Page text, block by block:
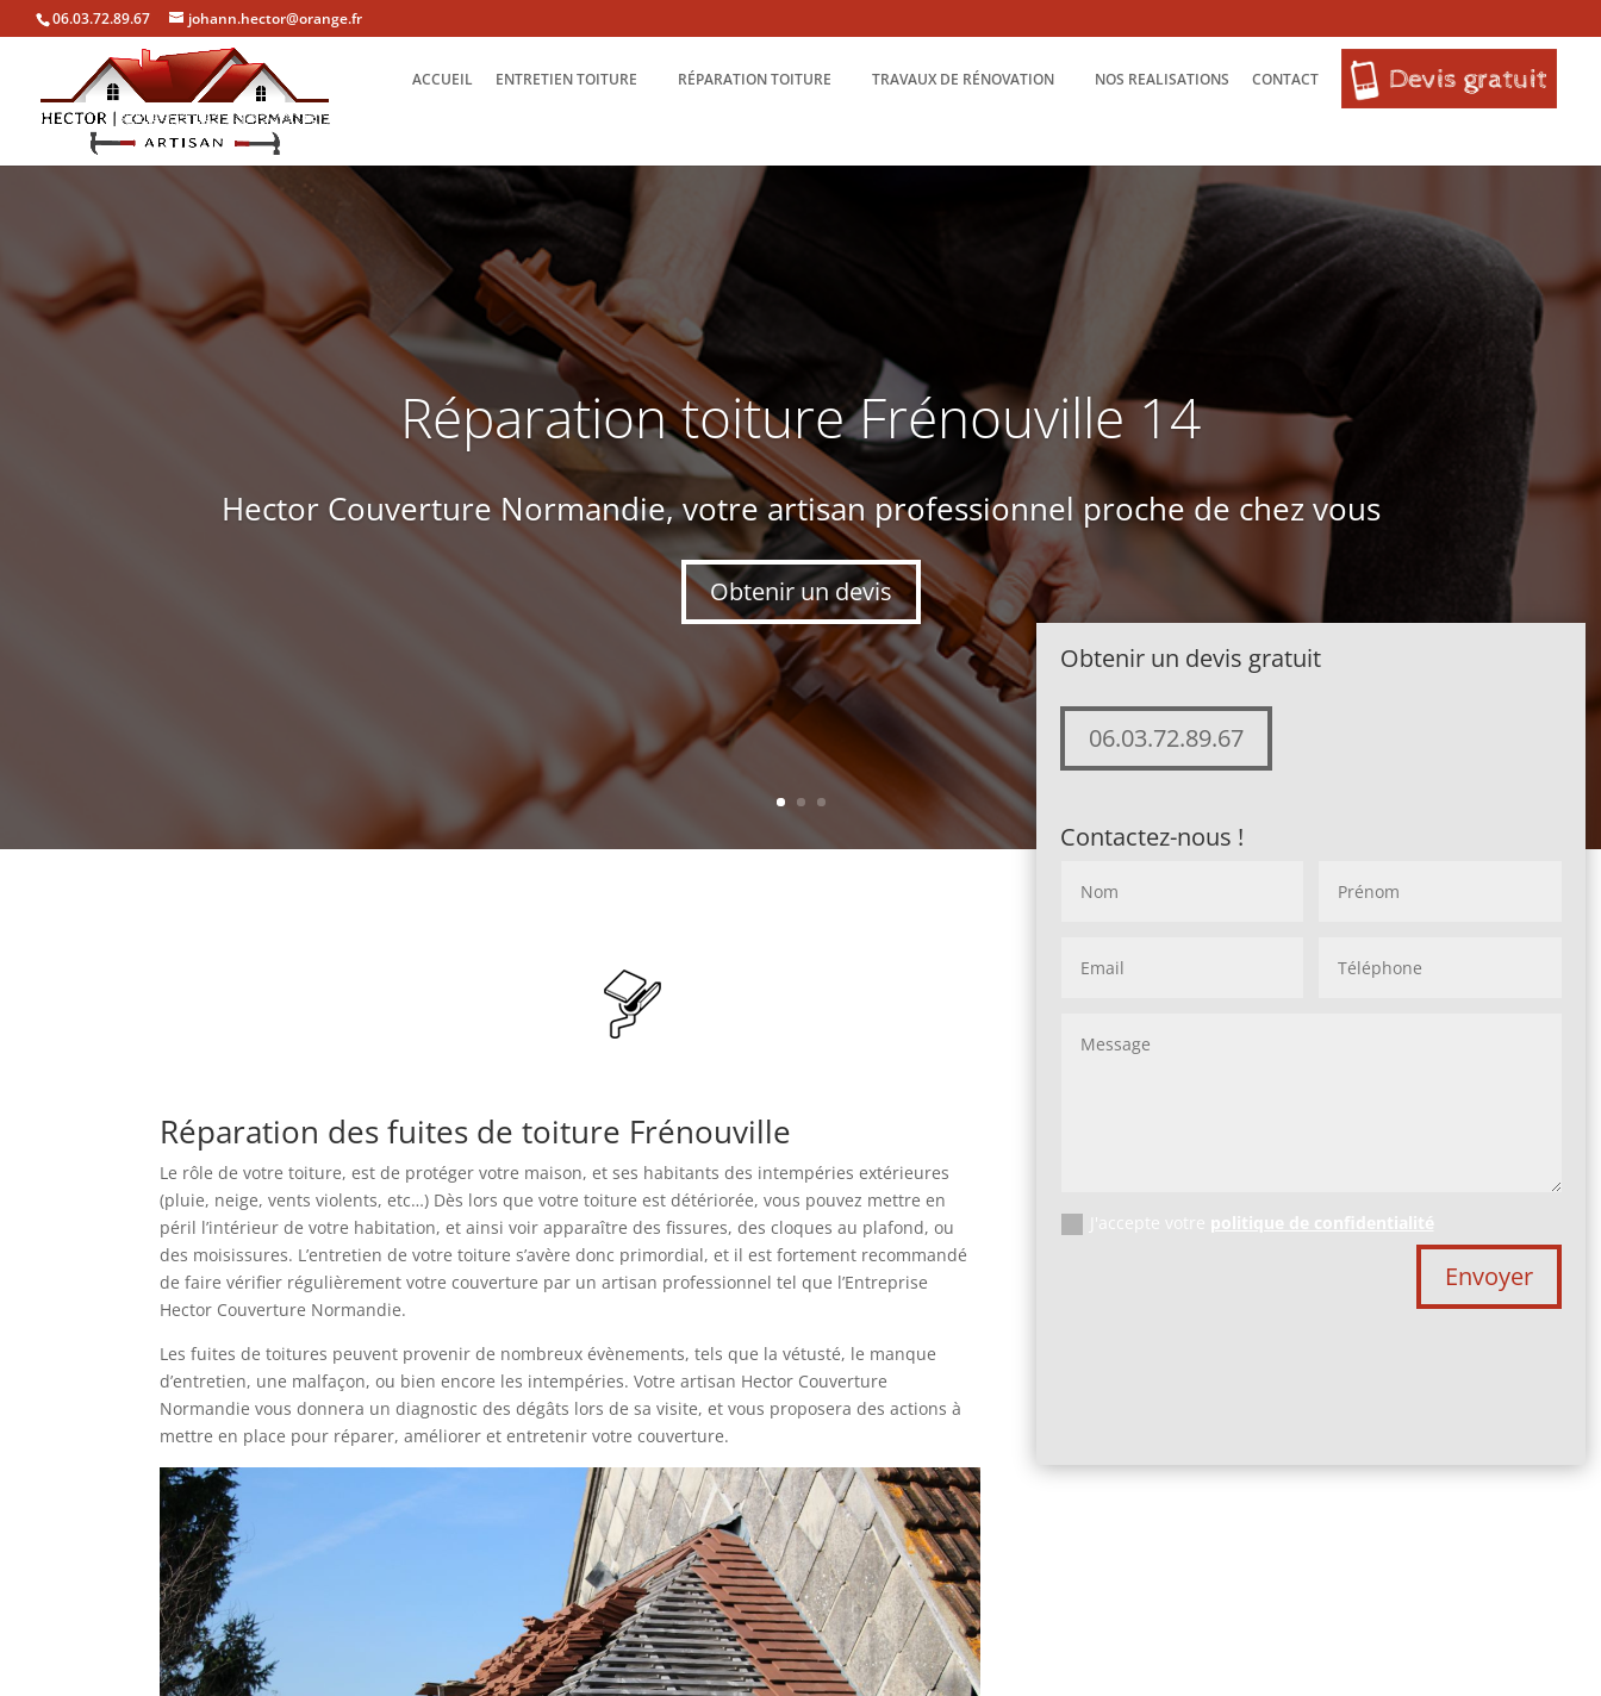
06.03.72.89.67 johann.hector@orange.fr
ACCUEIL ENTRETIEN TOITURE RÉPARATION TOITURE TRAVAUX DE RÉNOVATION NOS REALISATIONS CONTACT
Réparation toiture Frénouville 14
Hector Couverture Normandie, votre artisan professionnel proche de chez vous
Obtenir un devis
Réparation des fuites de toiture Frénouville
Le rôle de votre toiture, est de protéger votre maison, et ses habitants des intempéries extérieures
(pluie, neige, vents violents, etc…) Dès lors que votre toiture est détériorée, vous pouvez mettre en
péril l’intérieur de votre habitation, et ainsi voir apparaître des fissures, des cloques au plafond, ou
des moisissures. L’entretien de votre toiture s’avère donc primordial, et il est fortement recommandé
de faire vérifier régulièrement votre couverture par un artisan professionnel tel que l’Entreprise
Hector Couverture Normandie.
Les fuites de toitures peuvent provenir de nombreux évènements, tels que la vétusté, le manque
d’entretien, une malfaçon, ou bien encore les intempéries. Votre artisan Hector Couverture
Normandie vous donnera un diagnostic des dégâts lors de sa visite, et vous proposera des actions à
mettre en place pour réparer, améliorer et entretenir votre couverture.
Obtenir un devis gratuit
06.03.72.89.67
Contactez-nous !
J'accepte votre politique de confidentialité
Envoyer